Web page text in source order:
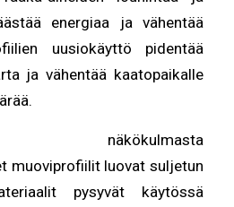
energiaa ja vähentää
uusiokäyttö pidentää
ja vähentää kaatopaikalle
näkökulmasta
muoviprofiilit luovat suljetun
pysyvät käytössä